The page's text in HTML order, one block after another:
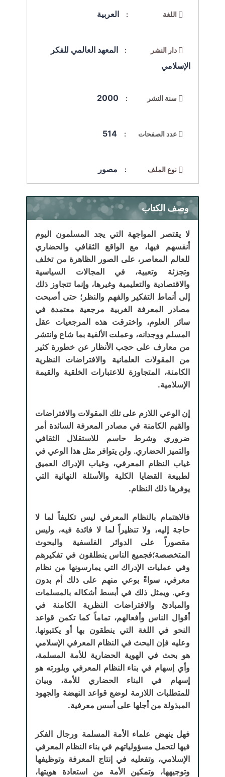
اللغة : العربية
دار النشر :
المعهد العالمي للفكر
الإسلامي
سنة النشر : 2000
عدد الصفحات : 514
نوع الملف : مصور
وصف الكتاب
لا يقتصر المواجهة التي يجد المسلمون اليوم
أنفسهم فيها، مع الواقع الثقافي والحضاري
للعالم المعاصر، على الصور الظاهرة من تخلف
وتجزئة وتعبية، في المجالات السياسية
والاقتصادية والتعليمية وغيرها، وإنما تتجاوز ذلك
إلى أنماط التفكير والفهم والنظر؛ حتى أصبحت
مصادر المعرفة الغربية مرجعية معتمدة في
سائر العلوم، واخترقت هذه المرجعيات عقل
المسلم ووجدانه، وعملت الألفية بما شاع وانتشر
من معارف على حجب الأنظار عن خطورة كثير
من المقولات العلمانية والافتراضات النظرية
الكامنة، المتجاوزة للاعتبارات الخلقية والقيمة
الإسلامية.
إن الوعي اللازم على تلك المقولات والافتراضات
والقيم الكامنة في مصادر المعرفة السائدة أمر
ضروري وشرط حاسم للاستقلال الثقافي
والتميز الحضاري. ولن يتوافر مثل هذا الوعي في
غياب النظام المعرفي، وغياب الإدراك العميق
لطبيعة القضايا الكلية والأسئلة النهائية التي
يوفرها ذلك النظام.
فالاهتمام بالنظام المعرفي ليس تكليفاً لما لا
حاجة إليه، ولا تنظيراً لما لا فائدة فيه، وليس
مقصوراً على الدوائر الفلسفية والبحوث
المتخصصة؛فجميع الناس ينطلقون في تفكيرهم
وفي عمليات الإدراك التي يمارسونها من نظام
معرفي، سواءً بوعي منهم على ذلك أم بدون
وعي. ويمثل ذلك في أبسط أشكاله بالمسلمات
والمبادئ والافتراضات النظرية الكامنة في
أقوال الناس وأفعالهم، تماماً كما تكمن قواعد
النحو في اللغة التي ينطقون بها أو يكتبونها.
وعليه فإن البحث في النظام المعرفي الإسلامي
هو بحث في الهوية الحضارية للأمة المسلمة،
وأي إسهام في بناء النظام المعرفي وبلورته هو
إسهام في البناء الحضاري للأمة، وبيان
للمتطلبات اللازمة لوضع قواعد النهضة والجهود
المبذولة من أجلها على أسس معرفية.
فهل ينهض علماء الأمة المسلمة ورجال الفكر
فيها لتحمل مسؤولياتهم في بناء النظام المعرفي
الإسلامي، وتفعليه في إنتاج المعرفة وتوظيفها
وتوجيهها، وتمكين الأمة من استعادة هويتها،